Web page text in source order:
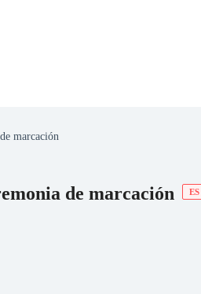
marcación
de marcación ES